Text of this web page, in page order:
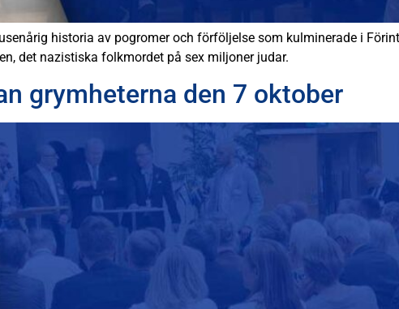
historia av pogromer och förföljelse som kulminerade i
det nazistiska folkmordet på sex miljoner judar.
grymheterna den 7 oktober